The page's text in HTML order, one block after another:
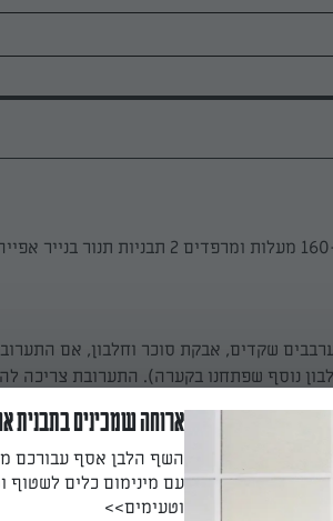
שקדים, אבקת סוכר וחלבון, אם
נוסף שפתחנו בקערה). התערובת צריכה
ארוחה שמכינים בתבנית
השף הלבן אסף עבורכם
עם מינימום כלים לשטוף
וטעימים>>